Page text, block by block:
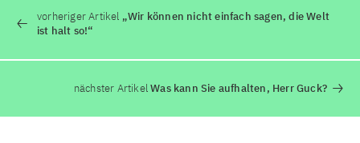
vorheriger Artikel „Wir können nicht einfach sagen, die Welt
ist halt so!“
nächster ArtikelWas kann Sie aufhalten, Herr Guck?